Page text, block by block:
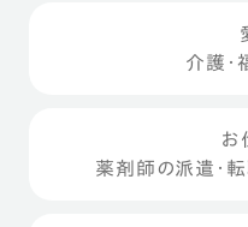
介護・
お
薬剤師の派遣・